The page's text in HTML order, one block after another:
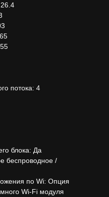
потока: 4
блока: Да
беспроводное /
по Wi: Опция
Wi-Fi модуля